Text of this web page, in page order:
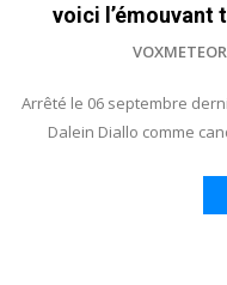
voici l’émouvant
Arrêté le 06 septembre
Dalein Diallo comme